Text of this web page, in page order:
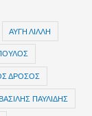
ΑΥΓΗ ΛΙΛΛΗ
ΔΡΟΣΟΣ
ΒΑΣΙΛΗΣ ΠΑΥΛΙΔΗΣ